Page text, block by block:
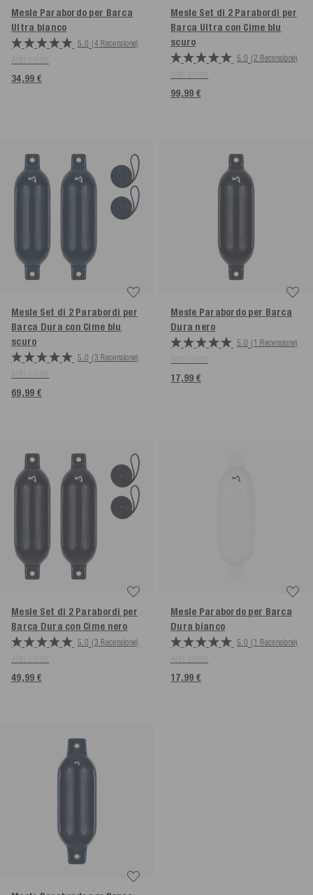
Mesle Parabordo per Barca
Ultra bianco
5.0 (4 Recensione)
34,99 €
Mesle Set di 2 Parabordi per
Barca Ultra con Cime blu
scuro
5.0 (2 Recensione)
99,99 €
Mesle Set di 2 Parabordi per
Barca Dura con Cime blu
scuro
5.0 (3 Recensione)
69,99 €
Mesle Parabordo per Barca
Dura nero
5.0 (1 Recensione)
17,99 €
Mesle Set di 2 Parabordi per
Barca Dura con Cime nero
5.0 (3 Recensione)
49,99 €
Mesle Parabordo per Barca
Dura bianco
5.0 (1 Recensione)
17,99 €